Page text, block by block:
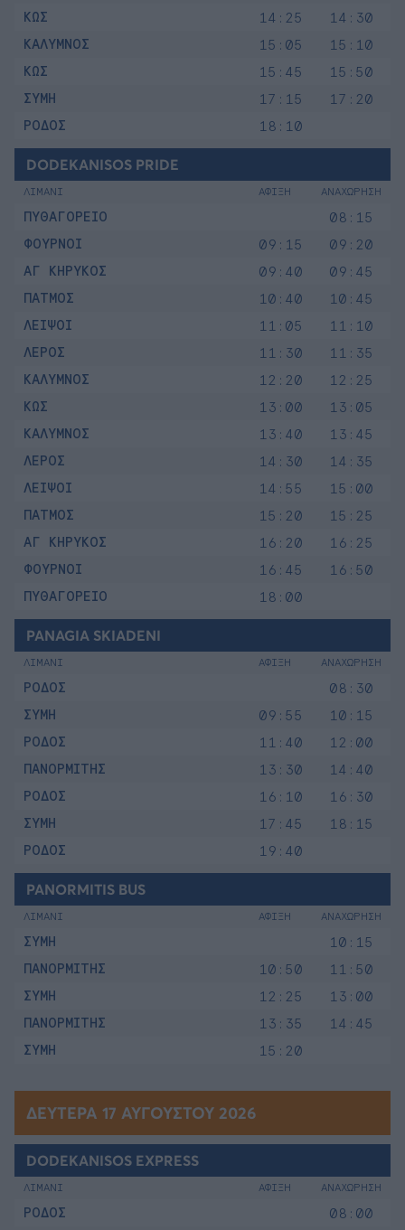
ΚΩΣ
14:25
14:30
ΚΑΛΥΜΝΟΣ
15:05
15:10
ΚΩΣ
15:45
15:50
ΣΥΜΗ
17:15
17:20
ΡΟΔΟΣ
18:10
DODEKANISOS PRIDE
ΛΙΜΑΝΙ ΑΦΙΞΗ ΑΝΑΧΩΡΗΣΗ
ΠΥΘΑΓΟΡΕΙΟ
08:15
ΦΟΥΡΝΟΙ
09:15
09:20
ΑΓ ΚΗΡΥΚΟΣ
09:40
09:45
ΠΑΤΜΟΣ
10:40
10:45
ΛΕΙΨΟΙ
11:05
11:10
ΛΕΡΟΣ
11:30
11:35
ΚΑΛΥΜΝΟΣ
12:20
12:25
ΚΩΣ
13:00
13:05
ΚΑΛΥΜΝΟΣ
13:40
13:45
ΛΕΡΟΣ
14:30
14:35
ΛΕΙΨΟΙ
14:55
15:00
ΠΑΤΜΟΣ
15:20
15:25
ΑΓ ΚΗΡΥΚΟΣ
16:20
16:25
ΦΟΥΡΝΟΙ
16:45
16:50
ΠΥΘΑΓΟΡΕΙΟ
18:00
PANAGIA SKIADENI
ΛΙΜΑΝΙ ΑΦΙΞΗ ΑΝΑΧΩΡΗΣΗ
ΡΟΔΟΣ
08:30
ΣΥΜΗ
09:55
10:15
ΡΟΔΟΣ
11:40
12:00
ΠΑΝΟΡΜΙΤΗΣ
13:30
14:40
ΡΟΔΟΣ
16:10
16:30
ΣΥΜΗ
17:45
18:15
ΡΟΔΟΣ
19:40
PANORMITIS BUS
ΛΙΜΑΝΙ ΑΦΙΞΗ ΑΝΑΧΩΡΗΣΗ
ΣΥΜΗ
10:15
ΠΑΝΟΡΜΙΤΗΣ
10:50
11:50
ΣΥΜΗ
12:25
13:00
ΠΑΝΟΡΜΙΤΗΣ
13:35
14:45
ΣΥΜΗ
15:20
ΔΕΥΤΈΡΑ 17 ΑΥΓΟΎΣΤΟΥ 2026
DODEKANISOS EXPRESS
ΛΙΜΑΝΙ ΑΦΙΞΗ ΑΝΑΧΩΡΗΣΗ
ΡΟΔΟΣ
08:00